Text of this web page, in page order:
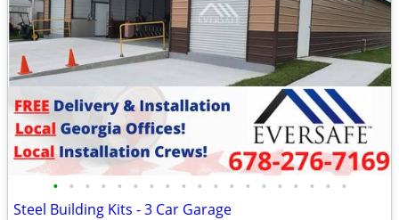
• • • • • • • • • • • • • • • • • • •
Steel Building Kits - 3 Car Garage